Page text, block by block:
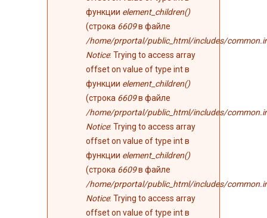
функции element_children()
(строка 6609в файле
/home/prportal/public_html/includes/
Notice: Trying to access array
offset on value of type int в
функции element_children()
(строка 6609в файле
/home/prportal/public_html/includes/
Notice: Trying to access array
offset on value of type int в
функции element_children()
(строка 6609в файле
/home/prportal/public_html/includes/
Notice: Trying to access array
offset on value of type int в